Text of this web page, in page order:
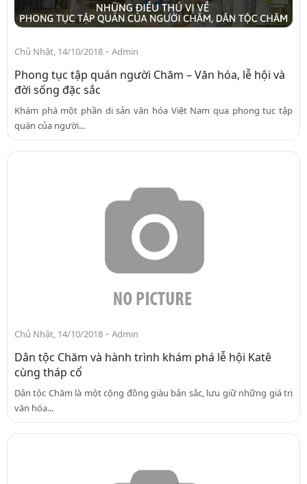
Chủ Nhật, 14/10/2018 - Admin
Phong tục tập quán người Chăm – Văn hóa, lễ hội và
đời sống đặc sắc
Khám phá một phần di sản văn hóa Việt Nam qua phong tục tập
quán của người...
Chủ Nhật, 14/10/2018 - Admin
Dân tộc Chăm và hành trình khám phá lễ hội Katê
cùng tháp cổ
Dân tộc Chăm là một cộng đồng giàu bản sắc, lưu giữ những giá trị
văn hóa...